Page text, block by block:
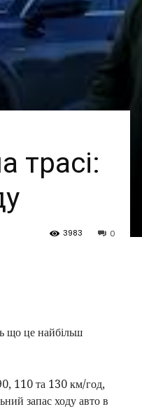
трасі:
0
3983
що це найбільш
110 та 130 км/год,
запас ходу авто в